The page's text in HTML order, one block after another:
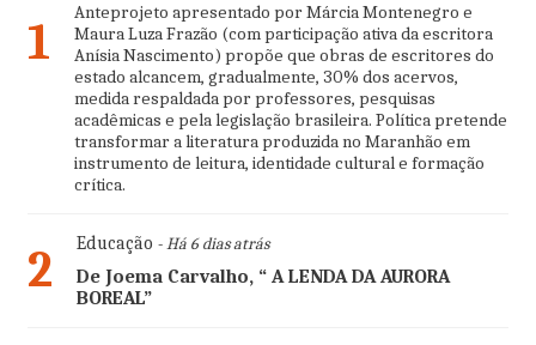
1
Anteprojeto apresentado por Márcia Montenegro e
Maura Luza Frazão (com participação ativa da escritora
Anísia Nascimento) propõe que obras de escritores do
estado alcancem, gradualmente, 30% dos acervos,
medida respaldada por professores, pesquisas
acadêmicas e pela legislação brasileira. Política pretende
transformar a literatura produzida no Maranhão em
instrumento de leitura, identidade cultural e formação
crítica.
2 Educação - Há 6 dias atrás
De Joema Carvalho, “ A LENDA DA AURORA
BOREAL”